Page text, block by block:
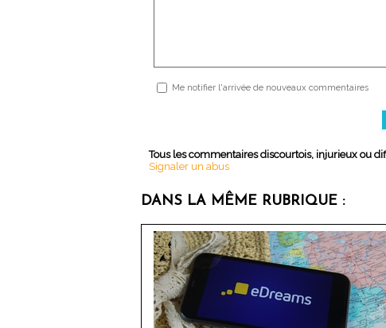
Me notifier l'arrivée de nouveaux commentaires
Tous les commentaires discourtois, injurieux ou
Signaler un abus
DANS LA MÊME RUBRIQUE :